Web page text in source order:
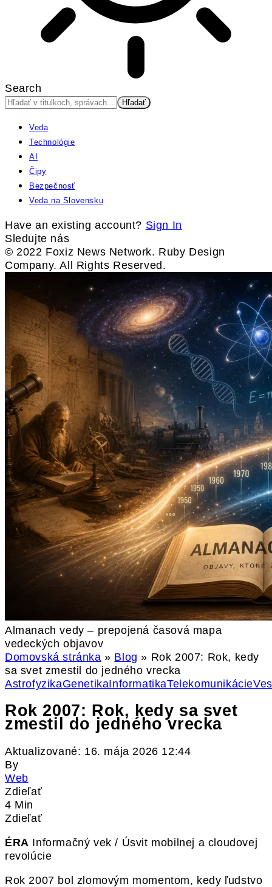
Search
Veda
Technológie
AI
Čipy
Bezpečnosť
Veda na Slovensku
Have an existing account? Sign In
Sledujte nás
© 2022 Foxiz News Network. Ruby Design
Company. All Rights Reserved.
Almanach vedy – prepojená časová mapa
vedeckých objavov
Domovská stránka » Blog » Rok 2007: Rok, kedy
sa svet zmestil do jedného vrecka
AstrofyzikaGenetikaInformatikaTelekomunikácie
Rok 2007: Rok, kedy sa svet
zmestil do jedného vrecka
Aktualizované: 16. mája 2026 12:44
By
Web
Zdieľať
4 Min
Zdieľať
ÉRA Informačný vek / Úsvit mobilnej a cloudovej
revolúcie
Rok 2007 bol zlomovým momentom, kedy ľudstvo